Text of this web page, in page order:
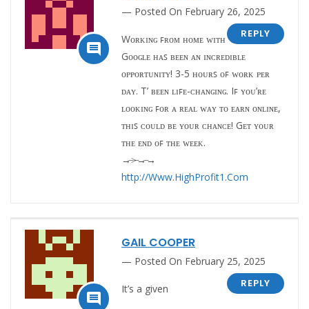

Posted On February 26, 2025
REPLY
Wᴏʀᴋɪɴɢ ꜰʀᴏᴍ ʜᴏᴍᴇ ᴡɪᴛʜ
Gᴏᴏɢʟᴇ ʜᴀꜱ ʙᴇᴇɴ ᴀɴ ɪɴᴄʀᴇᴅɪʙʟᴇ
ᴏᴘᴘᴏʀᴛᴜɴɪᴛʏ! 3-5 ʜᴏᴜʀꜱ ᴏꜰ ᴡᴏʀᴋ ᴘᴇʀ
ᴅᴀʏ. T’ ʙᴇᴇɴ ʟɪꜰᴇ-ᴄʜᴀɴɢɪɴɢ. Iꜰ ʏᴏᴜ’ʀᴇ
ʟᴏᴏᴋɪɴɢ ꜰᴏʀ ᴀ ʀᴇᴀʟ ᴡᴀʏ ᴛᴏ ᴇᴀʀɴ ᴏɴʟɪɴᴇ,
ᴛʜɪꜱ ᴄᴏᴜʟᴅ ʙᴇ ʏᴏᴜʀ ᴄʜᴀɴᴄᴇ! Gᴇᴛ ʏᴏᴜʀ
ᴛʜᴇ ᴇɴᴅ ᴏꜰ ᴛʜᴇ ᴡᴇᴇᴋ.
→̶>̶→̶→
http://Www.HighProfit1.Com

GAIL COOPER
Posted On February 25, 2025
REPLY
It’s a given